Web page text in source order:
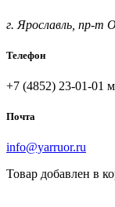
г. Ярославль, пр-т
Телефон
+7 (4852) 23-01-01
Почта
info@yarruor.ru
Товар добавлен в